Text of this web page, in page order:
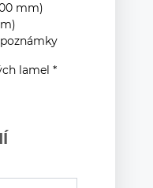
mm)
lamel *